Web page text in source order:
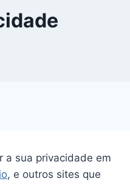
a sua privacidade em
, e outros sites que